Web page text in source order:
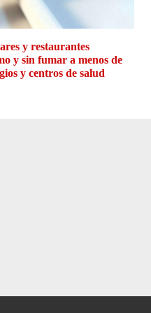
y restaurantes
y sin fumar a menos de
y centros de salud